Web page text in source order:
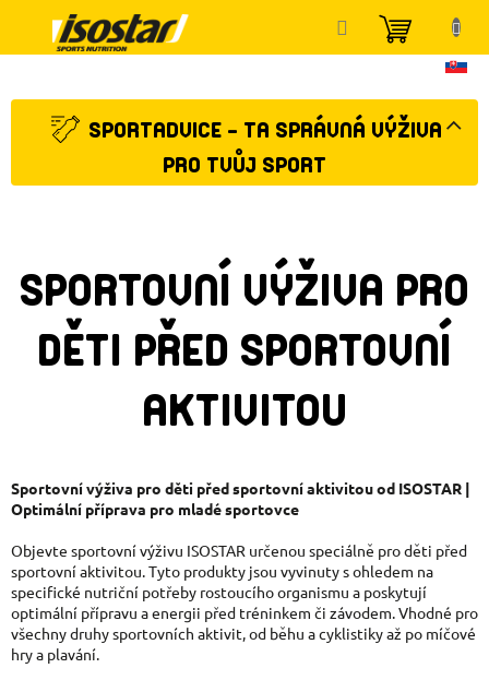
obsah
KOŠÍK
SPORTADVICE - TA SPRÁVNÁ VÝŽIVA
PRO TVŮJ SPORT
SPORTOVNÍ VÝŽIVA PRO
DĚTI PŘED SPORTOVNÍ
AKTIVITOU
Sportovní výživa pro děti před sportovní aktivitou od ISOSTAR |
Optimální příprava pro mladé sportovce
Objevte sportovní výživu ISOSTAR určenou speciálně pro děti před
sportovní aktivitou. Tyto produkty jsou vyvinuty s ohledem na
specifické nutriční potřeby rostoucího organismu a poskytují
optimální přípravu a energii před tréninkem či závodem. Vhodné pro
všechny druhy sportovních aktivit, od běhu a cyklistiky až po míčové
hry a plavání.